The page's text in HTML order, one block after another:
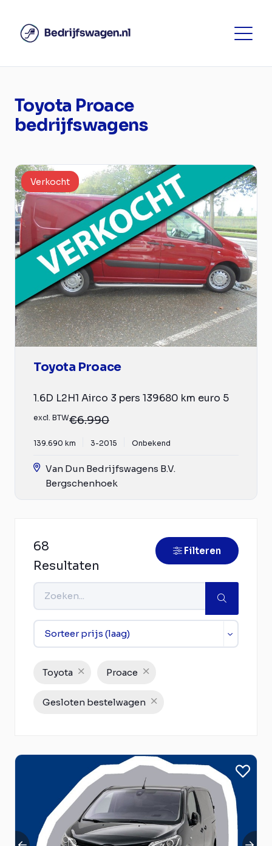
Toyota Proace
bedrijfswagens
Verkocht
Toyota Proace
1.6D L2H1 Airco 3 pers 139680 km euro 5
excl. BTW€6.990
139.690 km 3-2015 Onbekend
Van Dun Bedrijfswagens B.V.
Bergschenhoek
68
Resultaten
Filteren
Toyota Proace
Gesloten bestelwagen